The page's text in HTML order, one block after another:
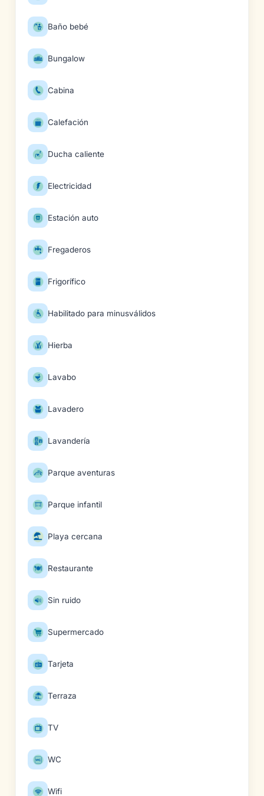
Baño bebé
Bungalow
Cabina
Calefación
Ducha caliente
Electricidad
Estación auto
Fregaderos
Frigorífico
Habilitado para minusválidos
Hierba
Lavabo
Lavadero
Lavandería
Parque aventuras
Parque infantil
Playa cercana
Restaurante
Sin ruido
Supermercado
Tarjeta
Terraza
TV
WC
Wifi